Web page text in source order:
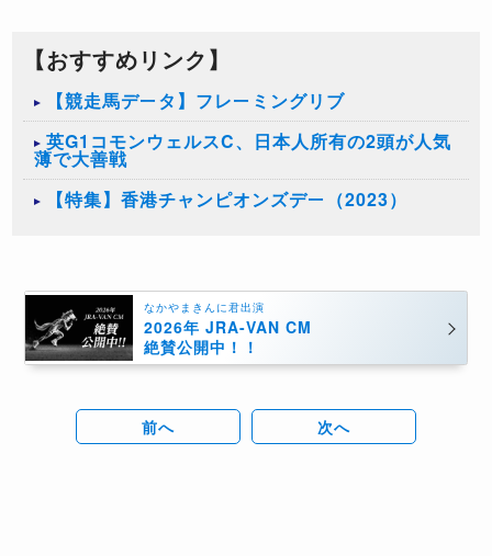
【おすすめリンク】
【競走馬データ】フレーミングリブ
英G1コモンウェルスC、日本人所有の2頭が人気
薄で大善戦
【特集】香港チャンピオンズデー（2023）
なかやまきんに君出演
2026年 JRA-VAN CM
絶賛公開中！！
前へ 次へ